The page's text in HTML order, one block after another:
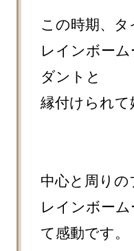
この時期、
レインボー
ダントと
縁付けられて
中心と周り
レインボー
て感動です。